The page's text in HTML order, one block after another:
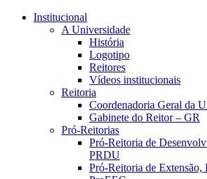
Conteúdo principal
Institucional
A Universidade
História
Logotipo
Reitores
Vídeos institucionais
Reitoria
Coordenadoria Geral da
Gabinete do Reitor – GR
Pró-Reitorias
Pró-Reitoria de
PRDU
Pró-Reitoria de Extensão,